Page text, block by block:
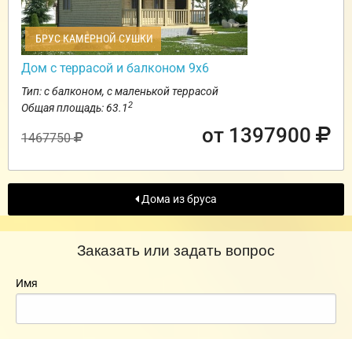
БРУС КАМЕРНОЙ СУШКИ
Дом с террасой и балконом 9х6
Тип: с балконом, с маленькой террасой
Общая площадь: 63.12
1467750 от 1397900
Дома из бруса
Заказать или задать вопрос
Имя